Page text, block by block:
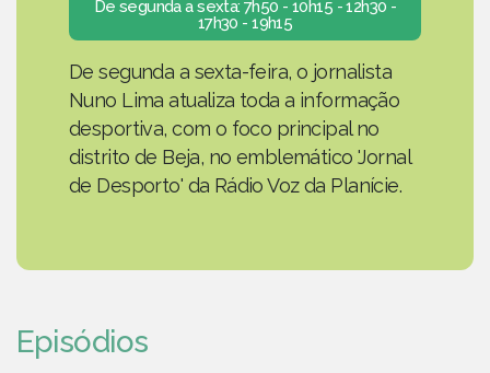
De segunda a sexta: 7h50 - 10h15 - 12h30 -
17h30 - 19h15
De segunda a sexta-feira, o jornalista
Nuno Lima atualiza toda a informação
desportiva, com o foco principal no
distrito de Beja, no emblemático 'Jornal
de Desporto' da Rádio Voz da Planície.
Episódios